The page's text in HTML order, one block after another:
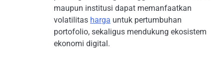
maupun institusi dapat memanfaatkan
volatilitas harga untuk pertumbuhan
portofolio, sekaligus mendukung ekosistem
ekonomi digital.